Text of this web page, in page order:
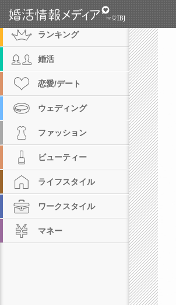
カテゴリ
ランキング
婚活
恋愛/デート
ウェディング
ファッション
ビューティー
ライフスタイル
ワークスタイル
マネー